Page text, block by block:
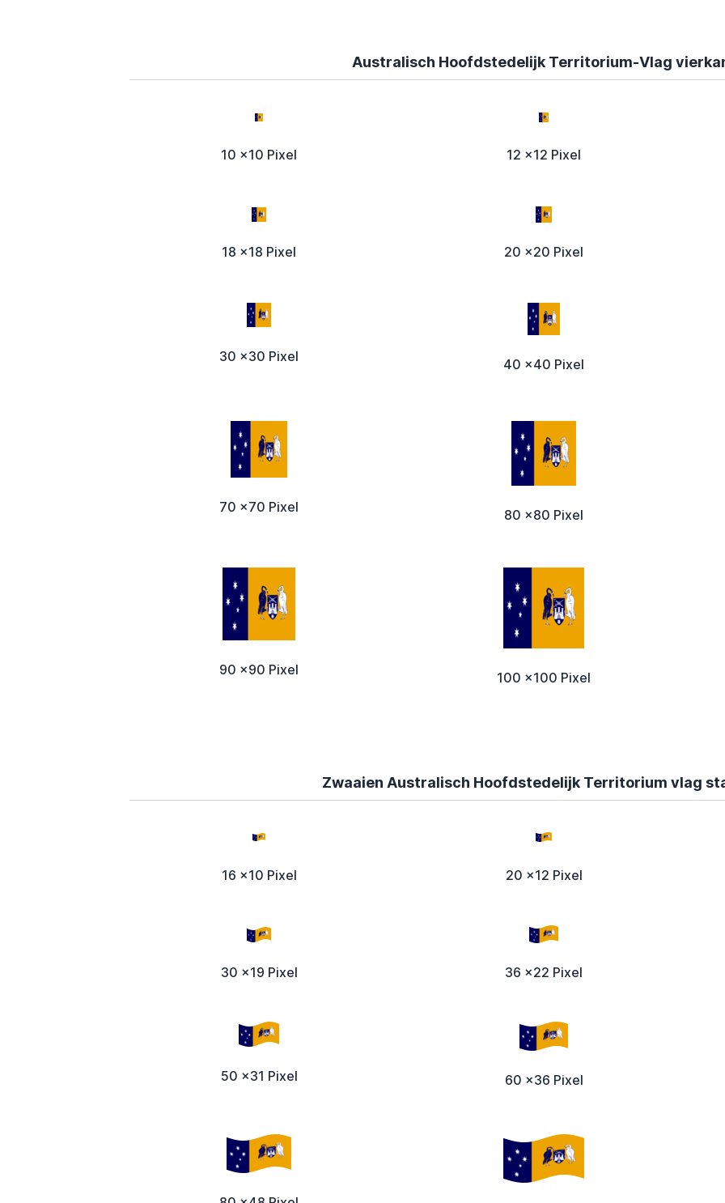
Australisch Hoofdstedelijk Territorium-Vlag
10 x10 Pixel 12 x12 Pixel
18 x18 Pixel 20 x20 Pixel
30 x30 Pixel 40 x40 Pixel
70 x70 Pixel 80 x80 Pixel
90 x90 Pixel 100 x100 Pixel
Zwaaien Australisch Hoofdstedelijk Territorium vlag
16 x10 Pixel 20 x12 Pixel
30 x19 Pixel 36 x22 Pixel
50 x31 Pixel 60 x36 Pixel